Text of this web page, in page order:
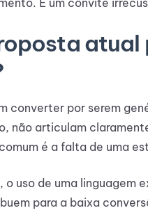
converter por serem
não articulam
é a falta de uma
o uso de uma
para a baixa